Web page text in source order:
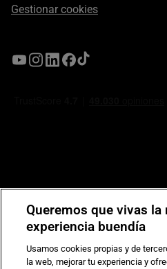
Gestionar cookies
Compromiso de seguridad en pagos
Queremos que vivas la
experiencia buendía
Usamos cookies propias y de
la web, mejorar tu experiencia y